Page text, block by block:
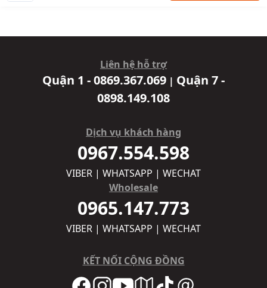
Liên hệ hỗ trợ
Quận 1 - 0869.367.069 | Quận 7 -
0898.149.108
Dịch vụ khách hàng
0967.554.598
VIBER | WHATSAPP | WECHAT
Wholesale
0965.147.773
VIBER | WHATSAPP | WECHAT
KẾT NỐI CỘNG ĐỒNG